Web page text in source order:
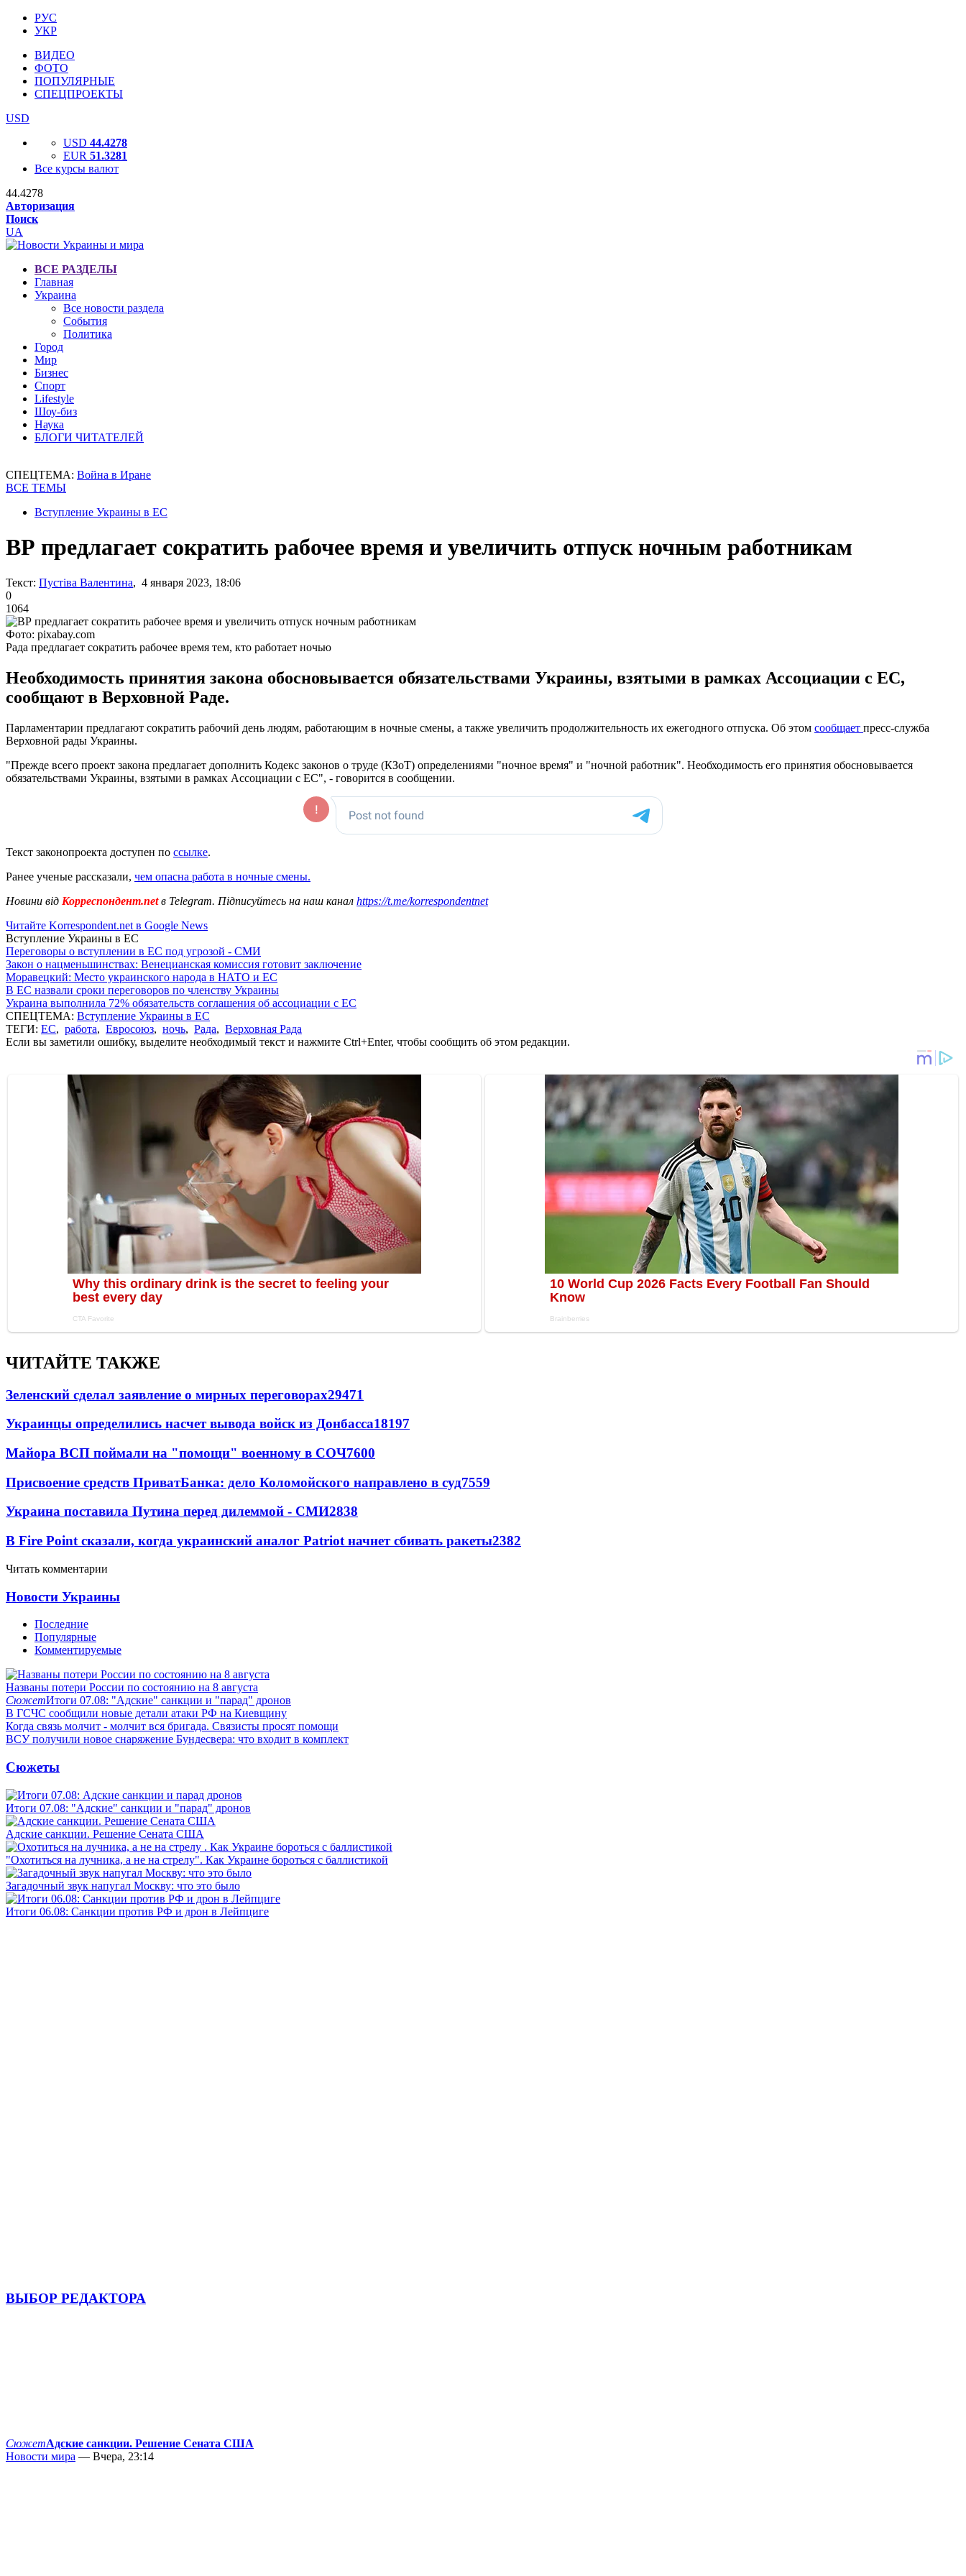
РУС
УКР
ВИДЕО
ФОТО
ПОПУЛЯРНЫЕ
СПЕЦПРОЕКТЫ
USD
USD 44.4278
EUR 51.3281
Все курсы валют
44.4278
Авторизация
Поиск
UA
ВСЕ РАЗДЕЛЫ
Главная
Украина
Все новости раздела
События
Политика
Город
Мир
Бизнес
Спорт
Lifestyle
Шоу-биз
Наука
БЛОГИ ЧИТАТЕЛЕЙ
СПЕЦТЕМА: Война в Иране
ВСЕ ТЕМЫ
Вступление Украины в ЕС
ВР предлагает сократить рабочее время и увеличить отпуск ночным работникам
Текст: Пустіва Валентина, 4 января 2023, 18:06
0
1064
Фото: pixabay.com
Рада предлагает сократить рабочее время тем, кто работает ночью
Необходимость принятия закона обосновывается обязательствами Украины, взятыми в рамках Ассоциации с ЕС,
сообщают в Верховной Раде.
Парламентарии предлагают сократить рабочий день людям, работающим в ночные смены, а также увеличить продолжительность их ежегодного отпуска. Об этом сообщает пресс-служба
Верховной рады Украины.
"Прежде всего проект закона предлагает дополнить Кодекс законов о труде (КЗоТ) определениями "ночное время" и "ночной работник". Необходимость его принятия обосновывается
обязательствами Украины, взятыми в рамках Ассоциации с ЕС", - говорится в сообщении.
Текст законопроекта доступен по ссылке.
Ранее ученые рассказали, чем опасна работа в ночные смены.
Новини від Корреспондент.netв Telegram. Підписуйтесь на наш канал https://t.me/korrespondentnet
Читайте Korrespondent.net в Google News
Вступление Украины в ЕС
Переговоры о вступлении в ЕС под угрозой - СМИ
Закон о нацменьшинствах: Венецианская комиссия готовит заключение
Моравецкий: Место украинского народа в НАТО и ЕС
В ЕС назвали сроки переговоров по членству Украины
Украина выполнила 72% обязательств соглашения об ассоциации с ЕС
СПЕЦТЕМА: Вступление Украины в ЕС
ТЕГИ: ЕС, работа, Евросоюз, ночь, Рада, Верховная Рада
Если вы заметили ошибку, выделите необходимый текст и нажмите Ctrl+Enter, чтобы сообщить об этом редакции.
ЧИТАЙТЕ ТАКЖЕ
Зеленский сделал заявление о мирных переговорах29471
Украинцы определились насчет вывода войск из Донбасса18197
Майора ВСП поймали на "помощи" военному в СОЧ7600
Присвоение средств ПриватБанка: дело Коломойского направлено в суд7559
Украина поставила Путина перед дилеммой - СМИ2838
В Fire Point сказали, когда украинский аналог Patriot начнет сбивать ракеты2382
Читать комментарии
Новости Украины
Последние
Популярные
Комментируемые
Названы потери России по состоянию на 8 августа
СюжетИтоги 07.08: "Адские" санкции и "парад" дронов
В ГСЧС сообщили новые детали атаки РФ на Киевщину
Когда связь молчит - молчит вся бригада. Связисты просят помощи
ВСУ получили новое снаряжение Бундесвера: что входит в комплект
Сюжеты
Итоги 07.08: "Адские" санкции и "парад" дронов
Адские санкции. Решение Сената США
"Охотиться на лучника, а не на стрелу". Как Украине бороться с баллистикой
Загадочный звук напугал Москву: что это было
Итоги 06.08: Санкции против РФ и дрон в Лейпциге
ВЫБОР РЕДАКТОРА
СюжетАдские санкции. Решение Сената США
Новости мира — Вчера, 23:14